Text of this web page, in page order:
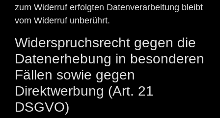
zum Widerruf erfolgten Datenverarbeitung bleibt
vom Widerruf unberührt.
Widerspruchsrecht gegen die
Datenerhebung in besonderen
Fällen sowie gegen
Direktwerbung (Art. 21
DSGVO)